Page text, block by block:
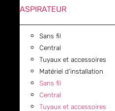
ASPIRATEUR
Sans fil
Central
Tuyaux et accessoires
Matériel d’installation
Sans fil
Central
Tuyaux et accessoires